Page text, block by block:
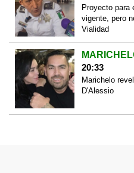
Proyecto para
vigente, pero
Vialidad
20:33
Marichelo
D'Alessio